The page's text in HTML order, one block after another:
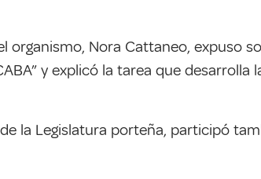
Nora Cattaneo, expuso
y explicó la tarea que desarrolla
la Legislatura porteña, participó